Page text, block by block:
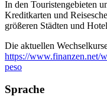
In den Touristengebieten
Kreditkarten und
größeren Städten und
Die aktuellen
https://www.finanzen.net/
peso
Sprache